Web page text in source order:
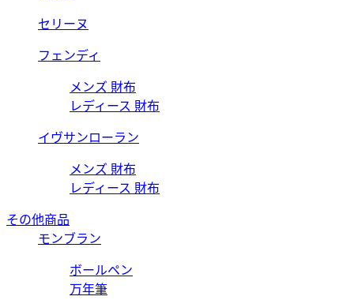
セリーヌ
フェンディ
メンズ 財布
レディース 財布
イヴサンローラン
メンズ 財布
レディース 財布
その他商品
モンブラン
ボールペン
万年筆